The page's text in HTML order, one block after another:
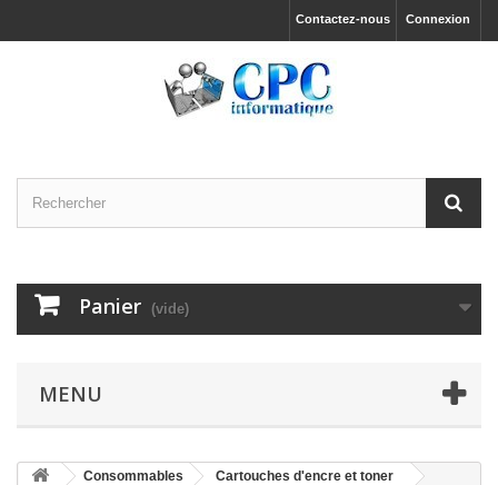
Connexion
Contactez-nous
Panier (vide)
MENU
Consommables
Cartouches d'encre et toner